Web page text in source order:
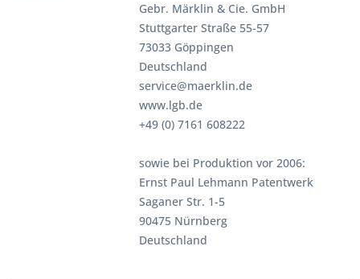
Gebr. Märklin & Cie. GmbH
Stuttgarter Straße 55-57
73033 Göppingen
Deutschland
service@maerklin.de
www.lgb.de
+49 (0) 7161 608222
sowie bei Produktion vor 2006:
Ernst Paul Lehmann Patentwerk
Saganer Str. 1-5
90475 Nürnberg
Deutschland